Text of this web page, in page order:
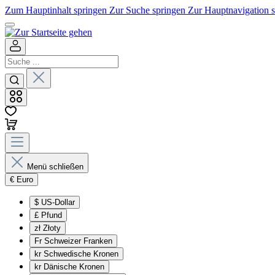
Zum Hauptinhalt springen Zur Suche springen Zur Hauptnavigation
Menü schließen
€ Euro
$ US-Dollar
£ Pfund
zł Złoty
Fr Schweizer Franken
kr Schwedische Kronen
kr Dänische Kronen